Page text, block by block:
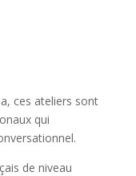
ces ateliers sont
qui
de niveau